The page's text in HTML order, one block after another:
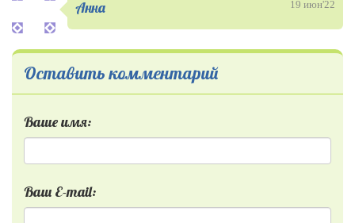
Анна 19 июн'22
Оставить комментарий
Ваше имя:
Ваш E-mail: